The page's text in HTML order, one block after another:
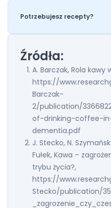
Potrzebujesz recepty?
Źródła:
A. Barczak, Rola
https://
Barczak-
2/publication/
of-drinking-coffee-
dementia.pdf
J. Stecko, N.
Fułek, Kawa –
trybu życia?,
https://
Stecko/publication/